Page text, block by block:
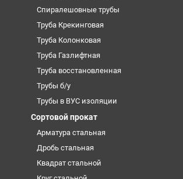
Спиралешовные трубы
Труба Крекинговая
Труба Колонковая
Труба Газлифтная
Труба восстановленная
Трубы б/у
Трубы в ВУС изоляции
Сортовой прокат
Арматура стальная
Дробь стальная
Квадрат стальной